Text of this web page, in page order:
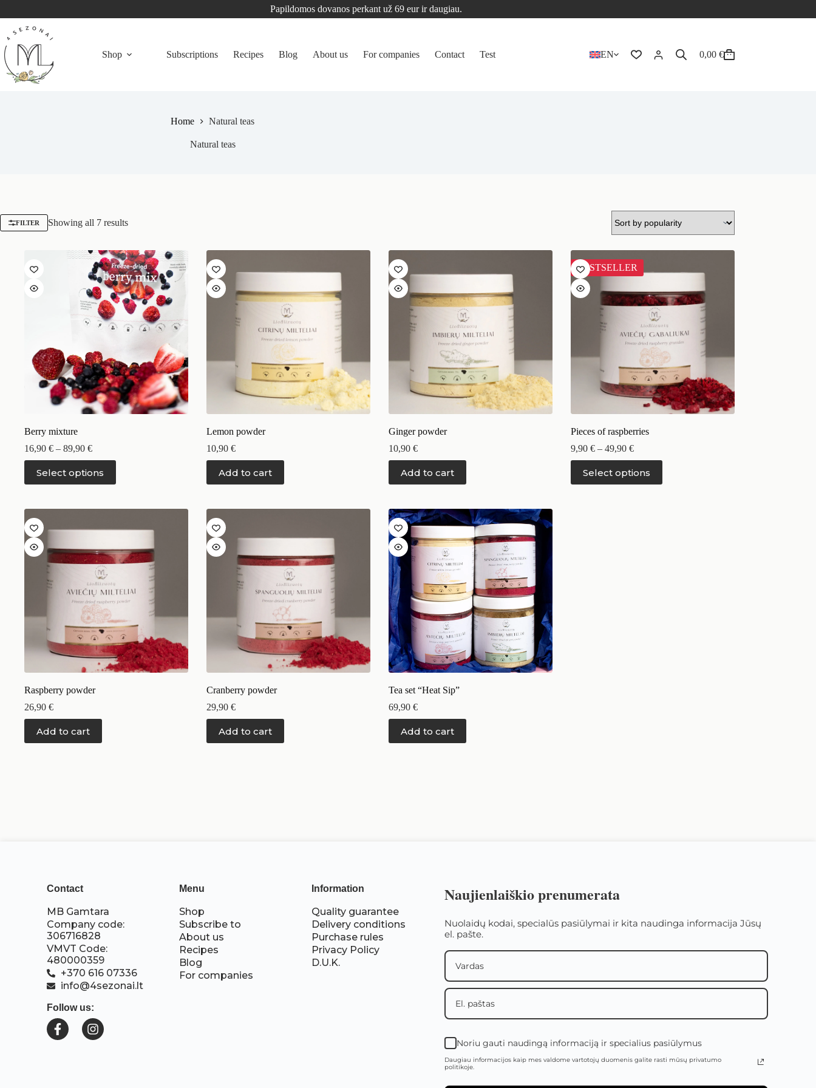
Papildomos dovanos perkant už 69 eur ir daugiau.
Shop Subscriptions Recipes Blog About us For companies Contact Test EN 0,00 €
Home Natural teas
Natural teas
FILTER Showing all 7 results
Berry mixture
16,90 € – 89,90 €
Select options
Lemon powder
10,90 €
Add to cart
Ginger powder
10,90 €
Add to cart
BESTSELLER
Pieces of raspberries
9,90 € – 49,90 €
Select options
Raspberry powder
26,90 €
Add to cart
Cranberry powder
29,90 €
Add to cart
Tea set “Heat Sip”
69,90 €
Add to cart
Contact
MB Gamtara
Company code:
306716828
VMVT Code:
480000359
+370 616 07336
info@4sezonai.lt
Follow us:
Menu
Shop
Subscribe to
About us
Recipes
Blog
For companies
Information
Quality guarantee
Delivery conditions
Purchase rules
Privacy Policy
D.U.K.
Naujienlaiškio prenumerata
Nuolaidų kodai, specialūs pasiūlymai ir kita naudinga informacija Jūsų
el. pašte.
Noriu gauti naudingą informaciją ir specialius pasiūlymus
Daugiau informacijos kaip mes valdome vartotojų duomenis galite rasti mūsų privatumo
politikoje.